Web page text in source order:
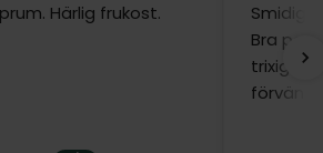
Härlig frukost.
Smidigt
Bra
trixigt,